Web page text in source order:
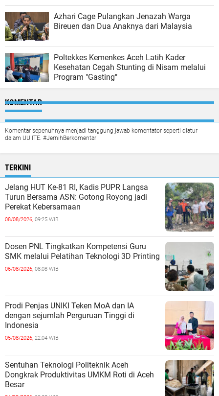
Azhari Cage Pulangkan Jenazah Warga
Bireuen dan Dua Anaknya dari Malaysia
Poltekkes Kemenkes Aceh Latih Kader
Kesehatan Cegah Stunting di Nisam melalui
Program "Gasting"
KOMENTAR
Komentar sepenuhnya menjadi tanggung jawab komentator seperti diatur
dalam UU ITE. #JernihBerkomentar
TERKINI
Jelang HUT Ke-81 RI, Kadis PUPR Langsa
Turun Bersama ASN: Gotong Royong jadi
Perekat Kebersamaan
08/08/2026, 09:25 WIB
Dosen PNL Tingkatkan Kompetensi Guru
SMK melalui Pelatihan Teknologi 3D Printing
06/08/2026, 08:08 WIB
Prodi Penjas UNIKI Teken MoA dan IA
dengan sejumlah Perguruan Tinggi di
Indonesia
05/08/2026, 22:04 WIB
Sentuhan Teknologi Politeknik Aceh
Dongkrak Produktivitas UMKM Roti di Aceh
Besar